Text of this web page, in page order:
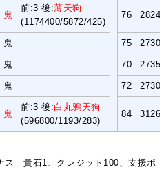
鬼
前:3 後:薄天狗
(1174400/5872/425)
76 2824
鬼 75 2730
鬼 70 2735
鬼 72 2730
鬼
前:3 後:白丸鴉天狗
(596800/1193/283)
84 3126
貴石1、クレジット100、支援ポ